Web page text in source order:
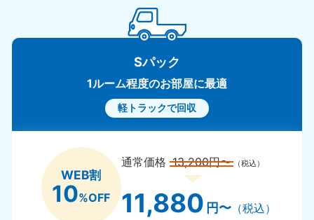
Sパック
1ルーム程度のお部屋に最適
軽トラックで回収
WEB割
10%OFF
通常価格13,200円〜 （税込）
11,880 円〜（税込）